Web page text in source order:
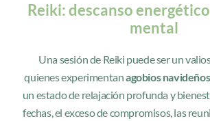
Reiki: descanso
mental
Una sesión de Reiki puede ser un
quienes experimentanagobios navideños
un estado de relajación profunda y
fechas, el exceso de compromisos, las